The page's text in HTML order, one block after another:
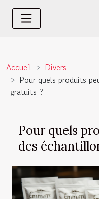
Accueil
Divers
Pour quels produits
gratuits ?
Pour quels
des